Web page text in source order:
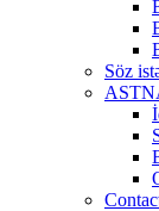
Söz